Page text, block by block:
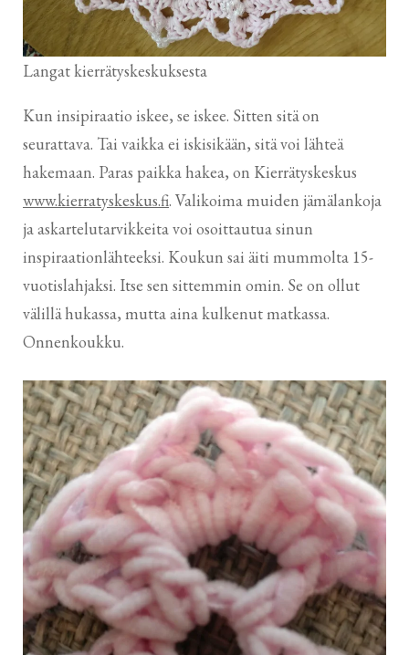
Langat kierrätyskeskuksesta
Kun insipiraatio iskee, se iskee. Sitten sitä on
seurattava. Tai vaikka ei iskisikään, sitä voi lähteä
hakemaan. Paras paikka hakea, on Kierrätyskeskus
www.kierratyskeskus.fi. Valikoima muiden jämälankoja
ja askartelutarvikkeita voi osoittautua sinun
inspiraationlähteeksi. Koukun sai äiti mummolta 15-
vuotislahjaksi. Itse sen sittemmin omin. Se on ollut
välillä hukassa, mutta aina kulkenut matkassa.
Onnenkoukku.